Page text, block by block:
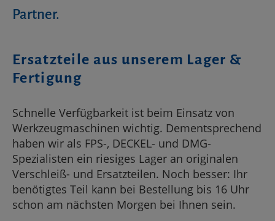
Partner.
Ersatzteile aus unserem Lager &
Fertigung
Schnelle Verfügbarkeit ist beim Einsatz von
Werkzeugmaschinen wichtig. Dementsprechend
haben wir als FPS-, DECKEL- und DMG-
Spezialisten ein riesiges Lager an originalen
Verschleiß- und Ersatzteilen. Noch besser: Ihr
benötigtes Teil kann bei Bestellung bis 16 Uhr
schon am nächsten Morgen bei Ihnen sein.